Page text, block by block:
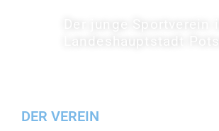
DER VEREIN